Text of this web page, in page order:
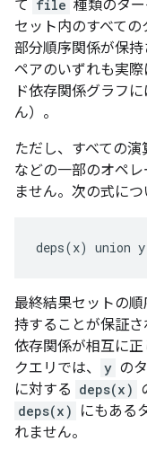
て file 種類のタ
セット内のすべて
部分順序関係が保
ペアのいずれも実
ド依存関係グラフ
ん）。
ただし、すべての演
などの一部のオペ
ません。 次の式につ
最終結果セットの
持することが保証さ
依存関係が相互に
クエリでは、
y の
に対する deps(x)
deps(x)
にもある
れません。